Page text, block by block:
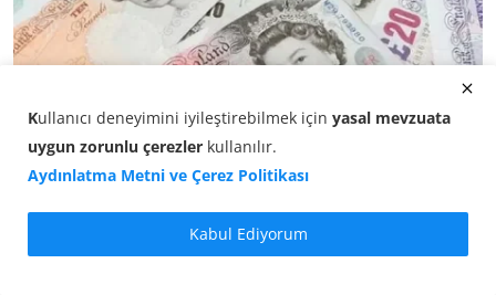
İngiliz Sterlini Kaç TL? GBP/TL Öğle Kuru (07 Ağustos
2...
Kullanıcı deneyimini iyileştirebilmek için yasal mevzuata
uygun zorunlu çerezler kullanılır.
Aydınlatma Metni ve Çerez Politikası
Kabul Ediyorum